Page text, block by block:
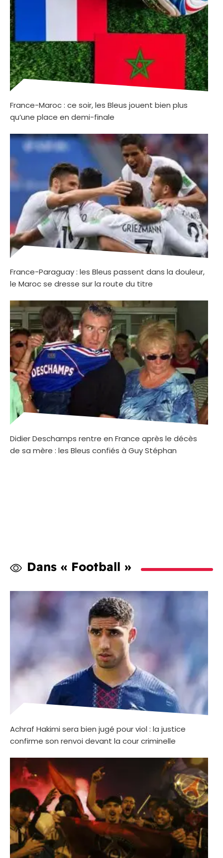
France-Maroc : ce soir, les Bleus jouent bien plus
qu’une place en demi-finale
France-Paraguay : les Bleus passent dans la douleur,
le Maroc se dresse sur la route du titre
Didier Deschamps rentre en France après le décès
de sa mère : les Bleus confiés à Guy Stéphan
Dans « Football »
Achraf Hakimi sera bien jugé pour viol : la justice
confirme son renvoi devant la cour criminelle